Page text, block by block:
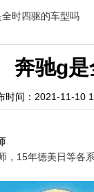
时四驱的车型吗
奔驰g
时间：2021-11-10